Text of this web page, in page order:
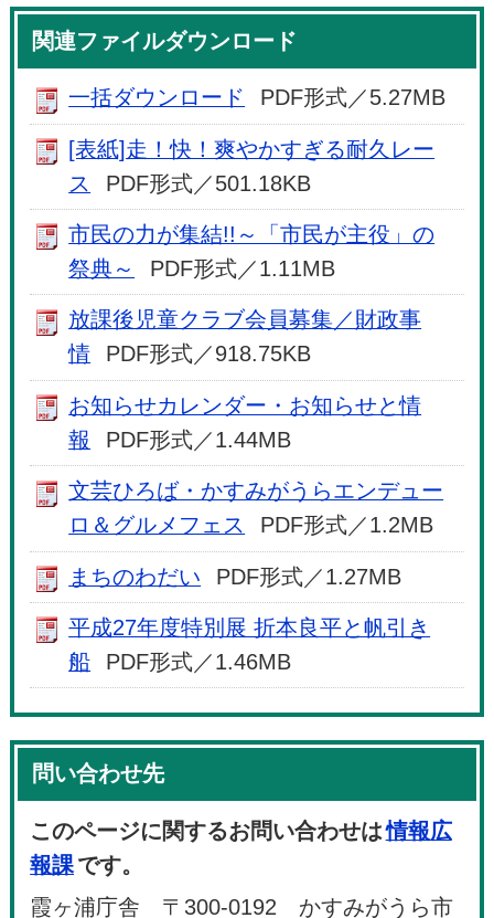
関連ファイルダウンロード
一括ダウンロード PDF形式／5.27MB
[表紙]走！快！爽やかすぎる耐久レー
ス
PDF形式／501.18KB
市民の力が集結!!～「市民が主役」の
祭典～
PDF形式／1.11MB
放課後児童クラブ会員募集／財政事
情
PDF形式／918.75KB
お知らせカレンダー・お知らせと情
報
PDF形式／1.44MB
文芸ひろば・かすみがうらエンデュー
ロ＆グルメフェス
PDF形式／1.2MB
まちのわだい PDF形式／1.27MB
平成27年度特別展 折本良平と帆引き
船
PDF形式／1.46MB
問い合わせ先
このページに関するお問い合わせは情報広
報課です。
霞ヶ浦庁舎 〒300-0192 かすみがうら市